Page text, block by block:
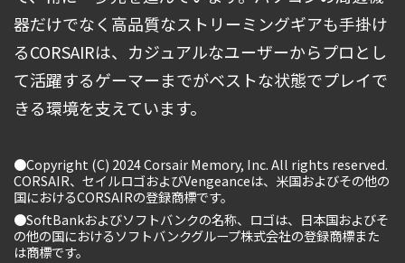
器だけでなく高品質なストリーミングギアも手掛け
るCORSAIRは、カジュアルなユーザーからプロとし
て活躍するゲーマーまでがベストな状態でプレイで
きる環境を支えています。
●Copyright (C) 2024 Corsair Memory, Inc. All rights reserved.
CORSAIR、セイルロゴおよびVengeanceは、米国およびその他の
国におけるCORSAIRの登録商標です。
●SoftBankおよびソフトバンクの名称、ロゴは、日本国およびそ
の他の国におけるソフトバンクグループ株式会社の登録商標また
は商標です。